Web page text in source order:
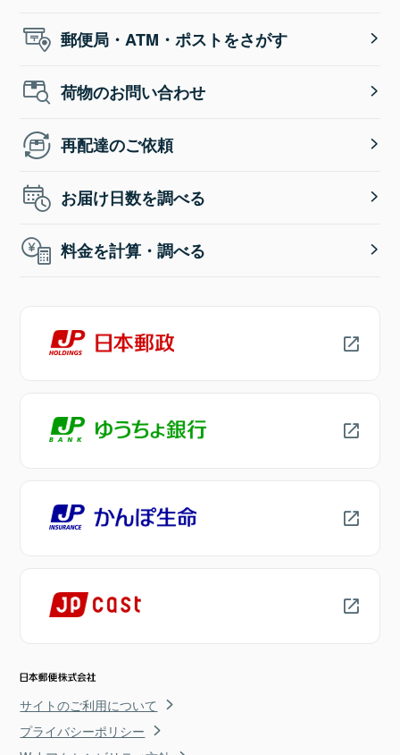
郵便局・ATM・ポストをさがす
荷物のお問い合わせ
再配達のご依頼
お届け日数を調べる
料金を計算・調べる
サイトのご利用について
プライバシーポリシー